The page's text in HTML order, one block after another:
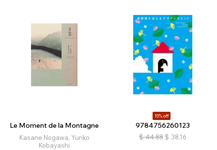
Le Moment de la Montagne
Kasane Nogawa, Yuriko
Kobayashi
15% off
9784756260123
$ 44.88 $ 38.16